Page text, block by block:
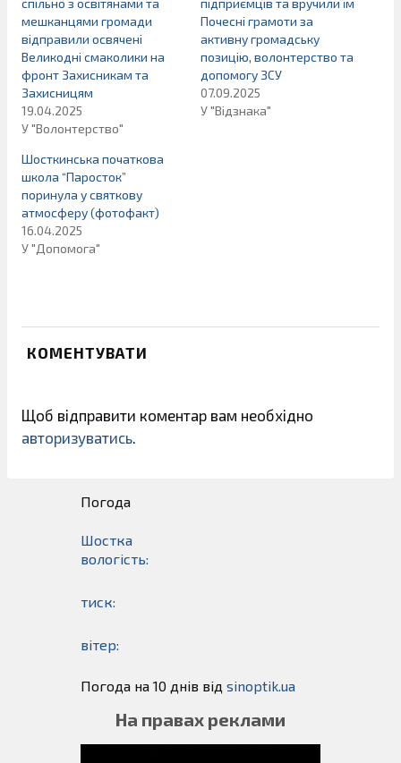
спільно з освітянами та
мешканцями громади
відправили освячені
Великодні смаколики на
фронт Захисникам та
Захисницям
19.04.2025
У "Волонтерство"
підприємців та вручили їм
Почесні грамоти за
активну громадську
позицію, волонтерство та
допомогу ЗСУ
07.09.2025
У "Відзнака"
Шосткинська початкова
школа “Паросток”
поринула у святкову
атмосферу (фотофакт)
16.04.2025
У "Допомога"
КОМЕНТУВАТИ
Щоб відправити коментар вам необхідно
авторизуватись.
Погода
Шостка
вологість:
тиск:
вітер:
Погода на 10 днів від sinoptik.ua
На правах реклами